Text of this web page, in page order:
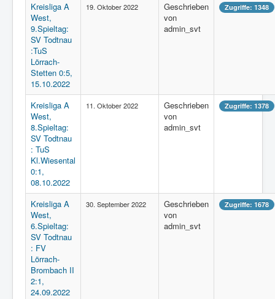
Kreisliga A
West,
9.Spieltag:
SV Todtnau
:TuS
Lörrach-
Stetten 0:5,
15.10.2022
19. Oktober 2022
Geschrieben
von
admin_svt
Zugriffe: 1348
Kreisliga A
West,
8.Spieltag:
SV Todtnau
: TuS
Kl.Wiesental
0:1,
08.10.2022
11. Oktober 2022
Geschrieben
von
admin_svt
Zugriffe: 1378
Kreisliga A
West,
6.Spieltag:
SV Todtnau
: FV
Lörrach-
Brombach II
2:1,
24.09.2022
30. September 2022
Geschrieben
von
admin_svt
Zugriffe: 1678